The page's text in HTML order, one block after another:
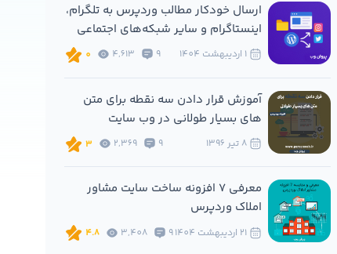
ارسال خودکار مطالب وردپرس به تلگرام،
اینستاگرام و سایر شبکه‌های اجتماعی
9
4,613
0
آموزش قرار دادن سه نقطه برای متن
های بسیار طولانی در وب سایت
9
2,369
3
معرفی 7 افزونه ساخت سایت مشاور
املاک وردپرس
9
3,408
4.8